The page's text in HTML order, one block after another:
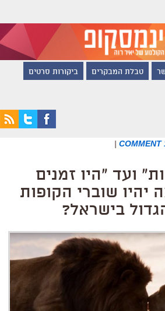
טבלת המבקרים ביקורות סרטים
1
|
ועד "היו זמנים
יהיו שוברי הקופות
בישראל?